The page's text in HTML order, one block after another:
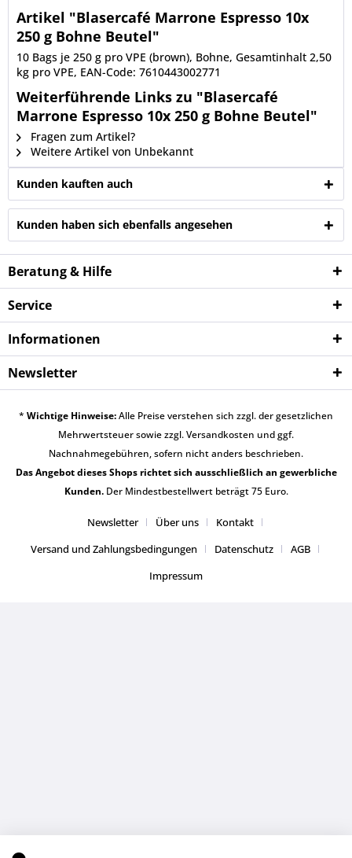
Artikel "Blasercafé Marrone Espresso 10x
250 g Bohne Beutel"
10 Bags je 250 g pro VPE (brown), Bohne, Gesamtinhalt 2,50
kg pro VPE, EAN-Code: 7610443002771
Weiterführende Links zu "Blasercafé
Marrone Espresso 10x 250 g Bohne Beutel"
Fragen zum Artikel?
Weitere Artikel von Unbekannt
Kunden kauften auch
Kunden haben sich ebenfalls angesehen
Beratung & Hilfe
Service
Informationen
Newsletter
* Wichtige Hinweise:Alle Preise verstehen sich zzgl. der gesetzlichen
Mehrwertsteuer sowie zzgl.Versandkosten und ggf.
Nachnahmegebühren, sofern nicht anders beschrieben.
Das Angebot dieses Shops richtet sich ausschließlich an gewerbliche
Kunden.Der Mindestbestellwert beträgt 75 Euro.
Newsletter Über uns
Kontakt
Versand und Zahlungsbedingungen
Datenschutz
AGB
Impressum